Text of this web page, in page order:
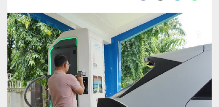
Selama
Libur
Iduladha
1446
H